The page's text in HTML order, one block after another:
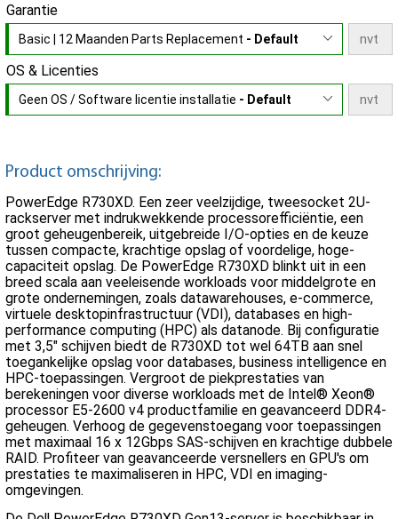
Garantie
Basic | 12 Maanden Parts Replacement - Default
OS & Licenties
Geen OS / Software licentie installatie - Default
Product omschrijving:
PowerEdge R730XD. Een zeer veelzijdige, tweesocket 2U-
rackserver met indrukwekkende processorefficiëntie, een
groot geheugenbereik, uitgebreide I/O-opties en de keuze
tussen compacte, krachtige opslag of voordelige, hoge-
capaciteit opslag. De PowerEdge R730XD blinkt uit in een
breed scala aan veeleisende workloads voor middelgrote en
grote ondernemingen, zoals datawarehouses, e-commerce,
virtuele desktopinfrastructuur (VDI), databases en high-
performance computing (HPC) als datanode. Bij configuratie
met 3,5" schijven biedt de R730XD tot wel 64TB aan snel
toegankelijke opslag voor databases, business intelligence en
HPC-toepassingen. Vergroot de piekprestaties van
berekeningen voor diverse workloads met de Intel® Xeon®
processor E5-2600 v4 productfamilie en geavanceerd DDR4-
geheugen. Verhoog de gegevenstoegang voor toepassingen
met maximaal 16 x 12Gbps SAS-schijven en krachtige dubbele
RAID. Profiteer van geavanceerde versnellers en GPU's om
prestaties te maximaliseren in HPC, VDI en imaging-
omgevingen.